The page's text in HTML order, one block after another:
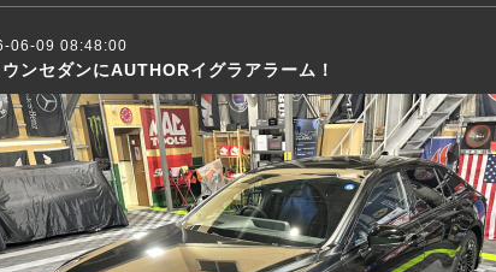
06-09 08:48:00
ンセダンにAUTHORイグラアラーム！